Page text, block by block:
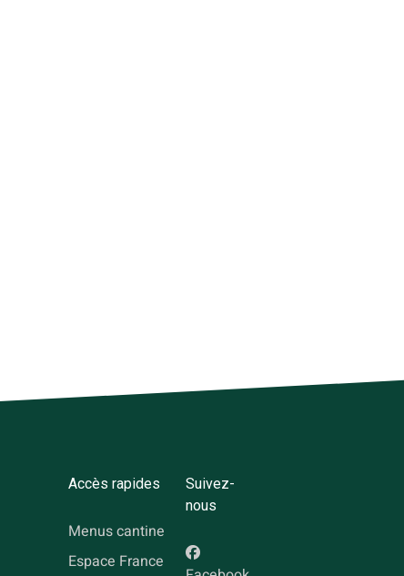
Accès rapides
Menus cantine
Espace France
Suivez-
nous